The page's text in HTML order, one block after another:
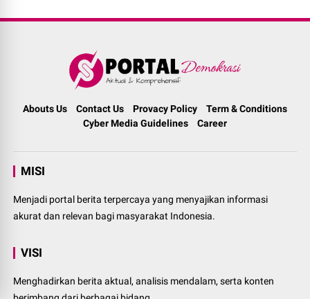
Abouts Us Contact Us Provacy Policy
Term & Conditions
Cyber Media Guidelines
Career
MISI
Menjadi portal berita terpercaya yang menyajikan informasi
akurat dan relevan bagi masyarakat Indonesia.
VISI
Menghadirkan berita aktual, analisis mendalam, serta konten